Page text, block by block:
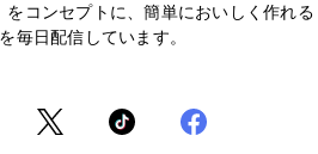
をコンセプトに、簡単においしく作れる
毎日配信しています。